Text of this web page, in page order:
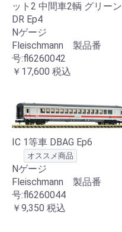
ット2 中間車2輌 グリーン
DR Ep4
Nゲージ
Fleischmann 製品番
号:fl6260042
￥17,600 税込
IC 1等車 DBAG Ep6
オススメ商品
Nゲージ
Fleischmann 製品番
号:fl6260044
￥9,350 税込